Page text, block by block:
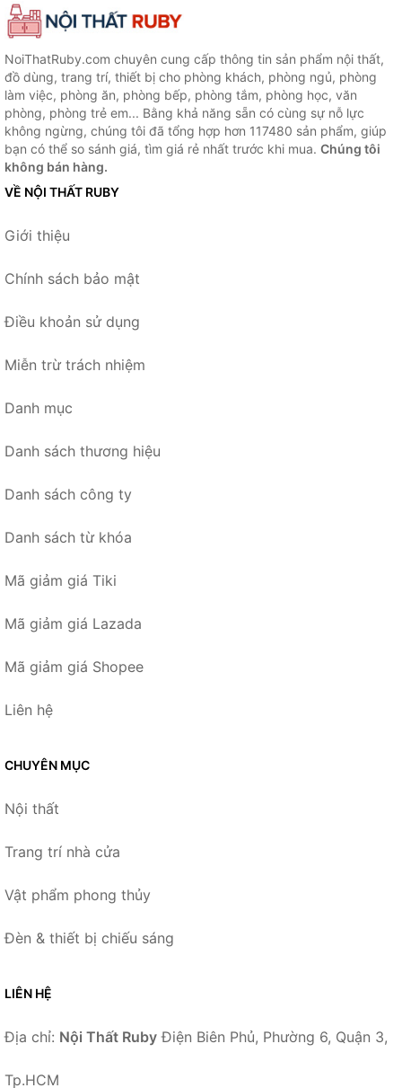
NoiThatRuby.com chuyên cung cấp thông tin sản phẩm nội thất,
đồ dùng, trang trí, thiết bị cho phòng khách, phòng ngủ, phòng
làm việc, phòng ăn, phòng bếp, phòng tắm, phòng học, văn
phòng, phòng trẻ em... Bằng khả năng sẵn có cùng sự nỗ lực
không ngừng, chúng tôi đã tổng hợp hơn 117480 sản phẩm, giúp
bạn có thể so sánh giá, tìm giá rẻ nhất trước khi mua. Chúng tôi
không bán hàng.
VỀ NỘI THẤT RUBY
Giới thiệu
Chính sách bảo mật
Điều khoản sử dụng
Miễn trừ trách nhiệm
Danh mục
Danh sách thương hiệu
Danh sách công ty
Danh sách từ khóa
Mã giảm giá Tiki
Mã giảm giá Lazada
Mã giảm giá Shopee
Liên hệ
CHUYÊN MỤC
Nội thất
Trang trí nhà cửa
Vật phẩm phong thủy
Đèn & thiết bị chiếu sáng
LIÊN HỆ
Địa chỉ: Nội Thất Ruby Điện Biên Phủ, Phường 6, Quận 3,
Tp.HCM